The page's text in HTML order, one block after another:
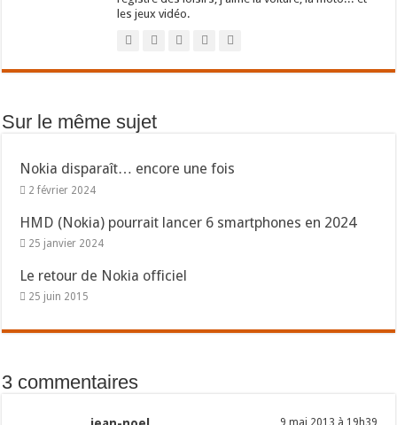
les jeux vidéo.
Sur le même sujet
Nokia disparaît… encore une fois
2 février 2024
HMD (Nokia) pourrait lancer 6 smartphones en 2024
25 janvier 2024
Le retour de Nokia officiel
25 juin 2015
3 commentaires